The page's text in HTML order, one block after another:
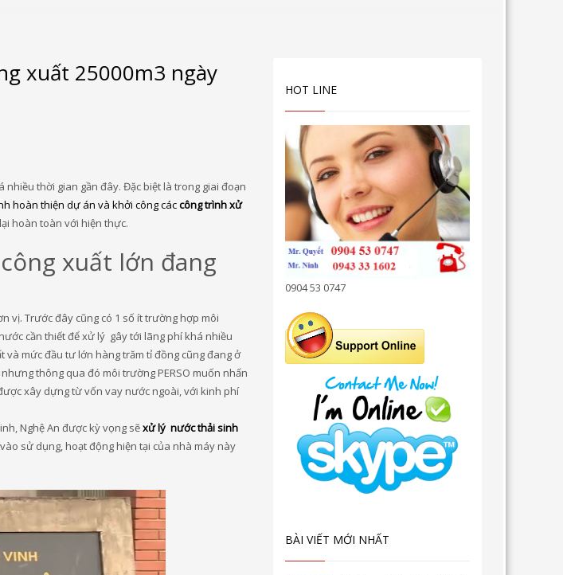
xuất 25000m3 ngày
thời gian gần đây. Đặc biệt là trong giai đoạn
hoàn thiện dự án và khởi công cáccông trình xử
hoàn toàn với hiện thực.
xuất lớn đang
vị. Trước đây cũng có 1 số ít trường hợp môi
cần thiết để xử lý gây tới lãng phí khá nhiều
mức đầu tư lớn hàng trăm tỉ đồng cũng đang ở
thông qua đó môi trường PERSO muốn nhấn
xây dựng từ vốn vay nước ngoài, với kinh phí
Nghệ An được kỳ vọng sẽxử lý nước thải sinh
sử dụng, hoạt động hiện tại của nhà máy này
HOT LINE
0904 53 0747
BÀI VIẾT MỚI NHẤT